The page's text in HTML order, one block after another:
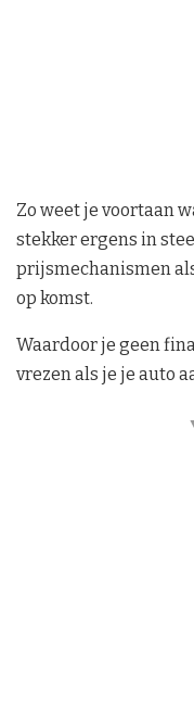
Zo weet je voortaan
stekker ergens in
prijsmechanismen
op komst.
Waardoor je geen
vrezen als je je auto